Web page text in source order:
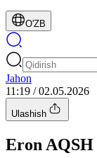
O'ZB
Jahon
11:19 / 02.05.2026
Ulashish
Eron AQSH